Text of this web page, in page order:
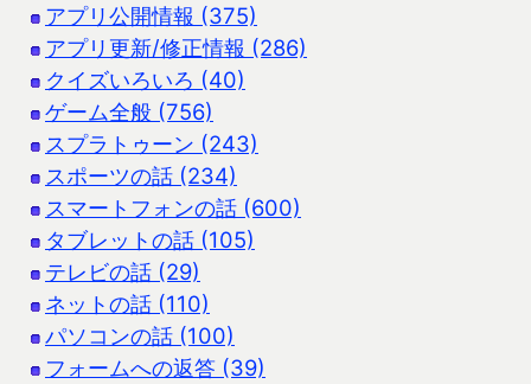
アプリ公開情報 (375)
アプリ更新/修正情報 (286)
クイズいろいろ (40)
ゲーム全般 (756)
スプラトゥーン (243)
スポーツの話 (234)
スマートフォンの話 (600)
タブレットの話 (105)
テレビの話 (29)
ネットの話 (110)
パソコンの話 (100)
フォームへの返答 (39)